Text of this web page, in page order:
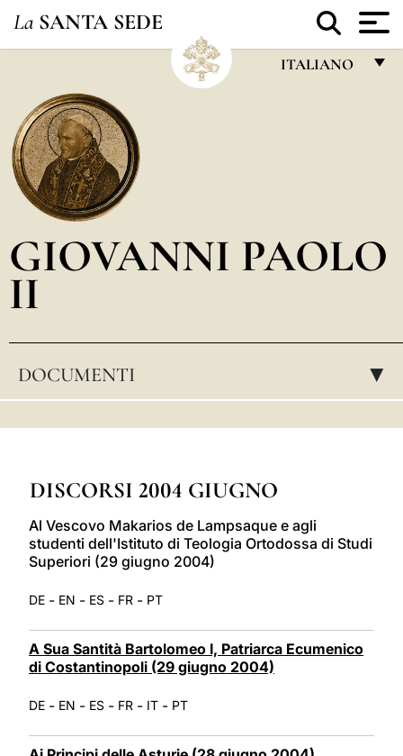
La SANTA SEDE
ITALIANO
ESPAÑOL
DEUTSCH
العربيّة
GIOVANNI PAOLO
II
DOCUMENTI ▸
DISCORSI 2004 GIUGNO
Al Vescovo Makarios de Lampsaque e agli
studenti dell'Istituto di Teologia Ortodossa di Studi
Superiori (29 giugno 2004)
DE - EN - ES - FR - PT
A Sua Santità Bartolomeo I, Patriarca Ecumenico
di Costantinopoli (29 giugno 2004)
DE - EN - ES - FR - IT - PT